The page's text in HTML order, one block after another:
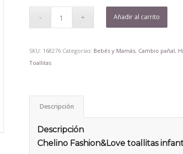
Añadir al carrito
SKU: 168276 Categorías: Bebés y Mamás, Cambio pañal,
Toallitas
Descripción
Descripción
Chelino Fashion&Love toallitas